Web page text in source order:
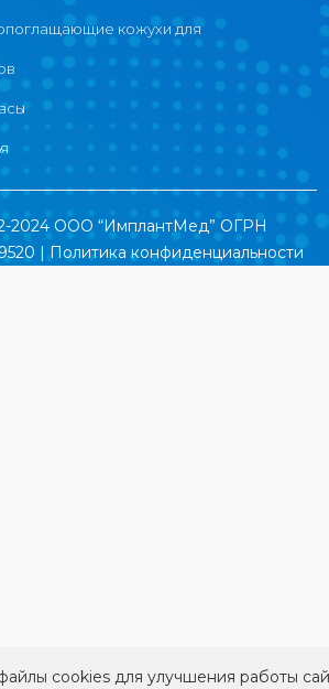
cookies для улучшения работы
кожухи для
2024 ООО “ИмплантМед” ОГРН
|Политика конфиденциальности